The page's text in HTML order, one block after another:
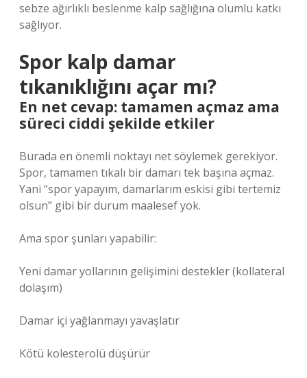
sebze ağırlıklı beslenme kalp sağlığına olumlu katkı
sağlıyor.
Spor kalp damar
tıkanıklığını açar mı?
En net cevap: tamamen açmaz ama
süreci ciddi şekilde etkiler
Burada en önemli noktayı net söylemek gerekiyor.
Spor, tamamen tıkalı bir damarı tek başına açmaz.
Yani “spor yapayım, damarlarım eskisi gibi tertemiz
olsun” gibi bir durum maalesef yok.
Ama spor şunları yapabilir:
Yeni damar yollarının gelişimini destekler (kollateral
dolaşım)
Damar içi yağlanmayı yavaşlatır
Kötü kolesterolü düşürür